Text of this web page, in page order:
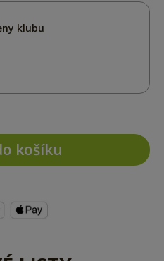
klubu
košíku